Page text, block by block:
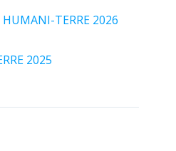
TERRE 2026
2025